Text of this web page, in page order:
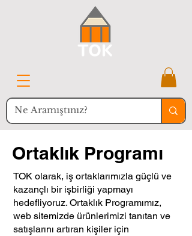
Ortaklık Programı
TOK olarak, iş ortaklarımızla güçlü ve
kazançlı bir işbirliği yapmayı
hedefliyoruz. Ortaklık Programımız,
web sitemizde ürünlerimizi tanıtan ve
satışlarını artıran kişiler için